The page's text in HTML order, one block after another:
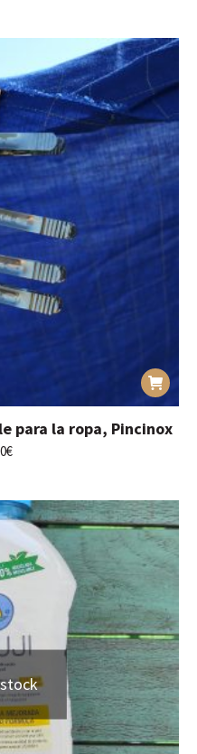
para la ropa, Pincinox
€